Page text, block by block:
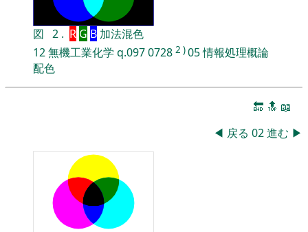
図 2 . R G B加法混色
12無機工業化学 q.0970728 2 )05情報処理概論
配色
🔚 🔝 📖
◀ 戻る 02進む ▶